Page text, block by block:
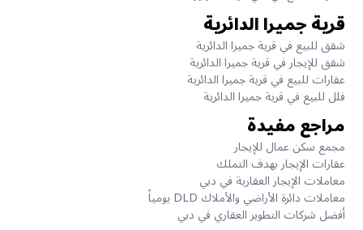
قرية جميرا الدائرية
شقق للبيع في قرية جميرا الدائرية
شقق للإيجار في قرية جميرا الدائرية
عقارات للبيع في قرية جميرا الدائرية
فلل للبيع في قرية جميرا الدائرية
مراجع مفيدة
مجمع سكن عمال للإيجار
عقارات الإيجار بهدف التملك
معاملات الإيجار العقارية في دبي
معاملات دائرة الأراضي والأملاك DLD يومياً
أفضل شركات التطوير العقاري في دبي